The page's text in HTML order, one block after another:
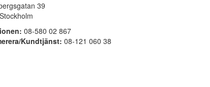
39
08-580 02 867
Kundtjänst: 08-121 060 38